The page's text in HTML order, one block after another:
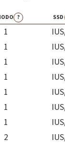
? SSD
1
1
1
1
1
1
1
2